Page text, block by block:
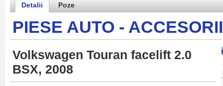
Detalii Poze
PIESE AUTO - ACCESORII
Volkswagen Touran facelift 2.0
BSX, 2008